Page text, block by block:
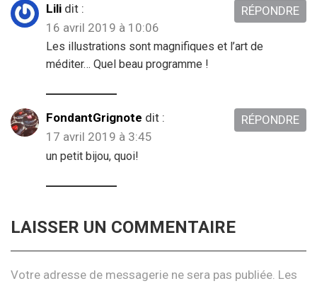
Lili dit :
16 avril 2019 à 10:06
Les illustrations sont magnifiques et l’art de
méditer… Quel beau programme !
RÉPONDRE
FondantGrignote dit :
17 avril 2019 à 3:45
un petit bijou, quoi!
RÉPONDRE
LAISSER UN COMMENTAIRE
Votre adresse de messagerie ne sera pas publiée. Les